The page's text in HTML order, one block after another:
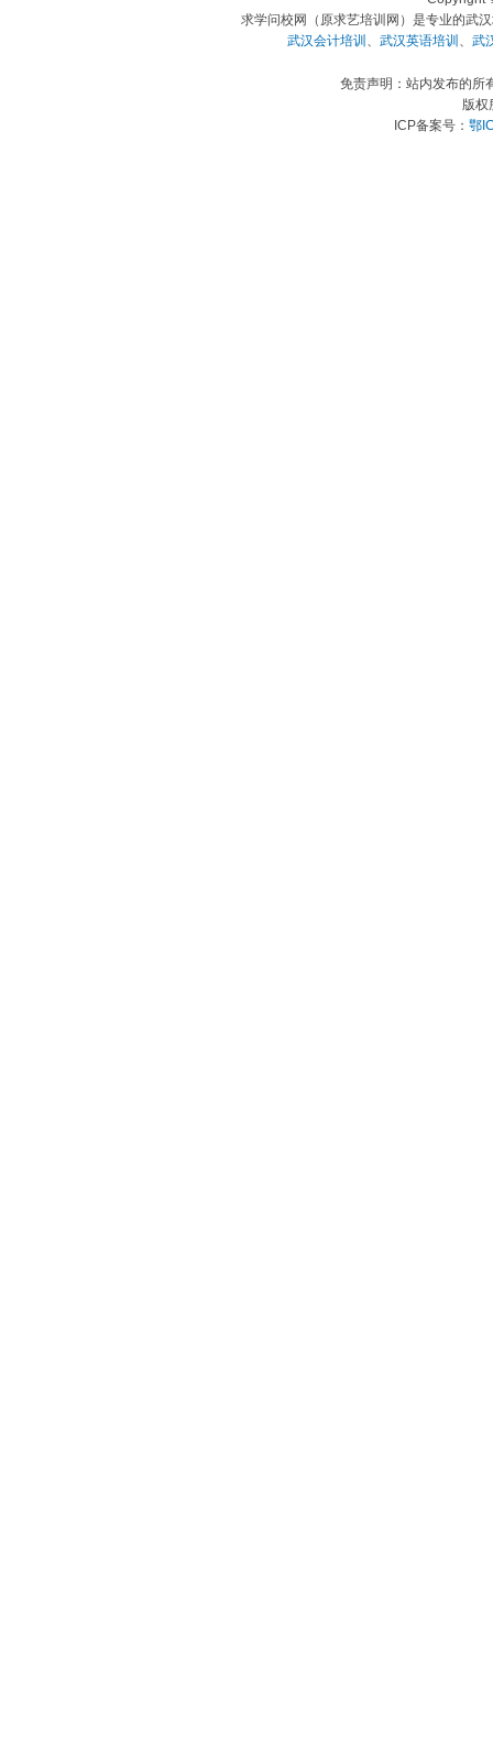
求学问校网（原求艺培训网）是专业的武
武汉会计培训 、 武汉英语培训 、 武
免责声明：站内发布的所
版
ICP备案号： 鄂